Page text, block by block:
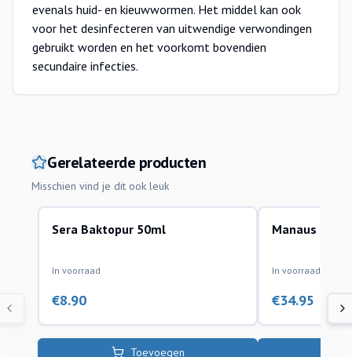
evenals huid- en kieuwwormen. Het middel kan ook
voor het desinfecteren van uitwendige verwondingen
gebruikt worden en het voorkomt bovendien
secundaire infecties.
Gerelateerde producten
Misschien vind je dit ook leuk
vitamines en medicatie
Sera Baktopur 50ml
In voorraad
€8.90
Toevoegen
vitamines en
Manaus
In voorraad
€34.95